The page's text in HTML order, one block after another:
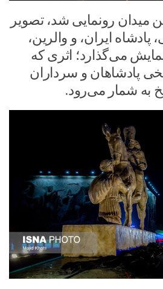
میدان رونمایی شد، تصویر
ایران، و والرین،
نمایش می‌گذارد؛ اثری که
پادشاهان و سرداران
به شمار می‌رود.